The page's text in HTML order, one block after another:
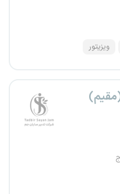
ویزیتور